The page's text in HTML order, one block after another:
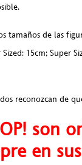
tamaños de las
15cm; Super
reconozcan de
son
en